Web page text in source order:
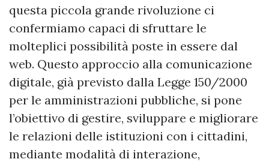
questa piccola grande rivoluzione ci
confermiamo capaci di sfruttare le
molteplici possibilità poste in essere dal
web. Questo approccio alla comunicazione
digitale, già previsto dalla Legge 150/2000
per le amministrazioni pubbliche, si pone
l’obiettivo di gestire, sviluppare e migliorare
le relazioni delle istituzioni con i cittadini,
mediante modalità di interazione,